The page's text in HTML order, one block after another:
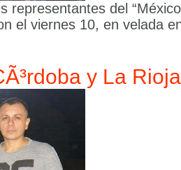
representantes del
el viernes 10, en velada
y La Rioja